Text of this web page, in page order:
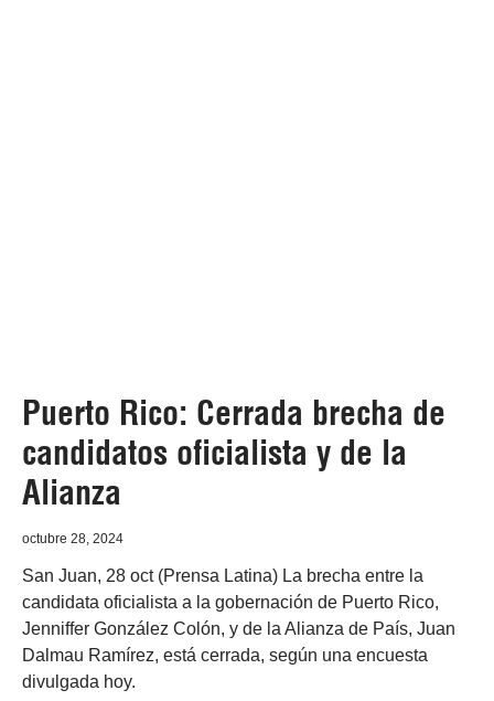
Puerto Rico: Cerrada brecha de
candidatos oficialista y de la
Alianza
octubre 28, 2024
San Juan, 28 oct (Prensa Latina) La brecha entre la
candidata oficialista a la gobernación de Puerto Rico,
Jenniffer González Colón, y de la Alianza de País, Juan
Dalmau Ramírez, está cerrada, según una encuesta
divulgada hoy.